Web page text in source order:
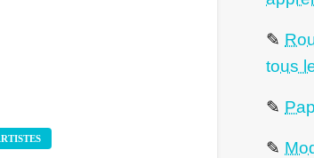
✎
tous
✎
✎